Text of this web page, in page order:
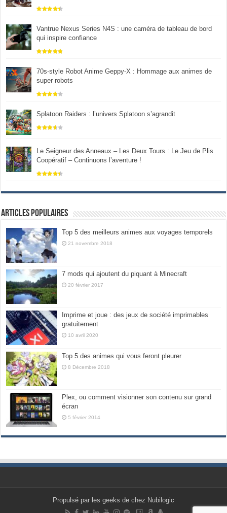
Vantrue Nexus Series N4S : une caméra de tableau de bord
qui inspire confiance
70s-style Robot Anime Geppy-X : Hommage aux animes de
super robots
Splatoon Raiders : l’univers Splatoon s’agrandit
Le Seigneur des Anneaux – Les Deux Tours : Le Jeu de Plis
Coopératif – Continuons l’aventure !
Articles populaires
Top 5 des meilleurs animes aux voyages temporels
21 novembre 2018
7 mods qui ajoutent du piquant à Minecraft
20 février 2017
Imprime et joue : des jeux de société imprimables
gratuitement
10 avril 2020
Top 5 des animes qui vous feront pleurer
8 Décembre 2018
Plex, ou comment visionner son contenu sur grand
écran
5 février 2014
Propulsé par les geeks de chez Nubilogic